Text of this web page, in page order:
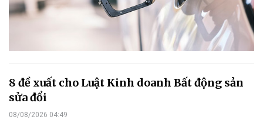
8 đề xuất cho Luật Kinh doanh Bất động sản
sửa đổi
08/08/2026 04:49